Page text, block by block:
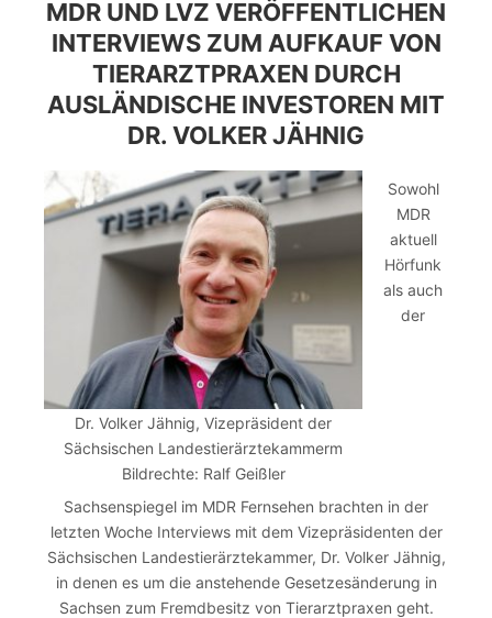
MDR UND LVZ VERÖFFENTLICHEN
INTERVIEWS ZUM AUFKAUF VON
TIERARZTPRAXEN DURCH
AUSLÄNDISCHE INVESTOREN MIT
DR. VOLKER JÄHNIG
Dr. Volker Jähnig, Vizepräsident der
Sächsischen Landestierärztekammerm
Bildrechte: Ralf Geißler
Sowohl
MDR
aktuell
Hörfunk
als auch
der
Sachsenspiegel im MDR Fernsehen brachten in der
letzten Woche Interviews mit dem Vizepräsidenten der
Sächsischen Landestierärztekammer, Dr. Volker Jähnig,
in denen es um die anstehende Gesetzesänderung in
Sachsen zum Fremdbesitz von Tierarztpraxen geht.